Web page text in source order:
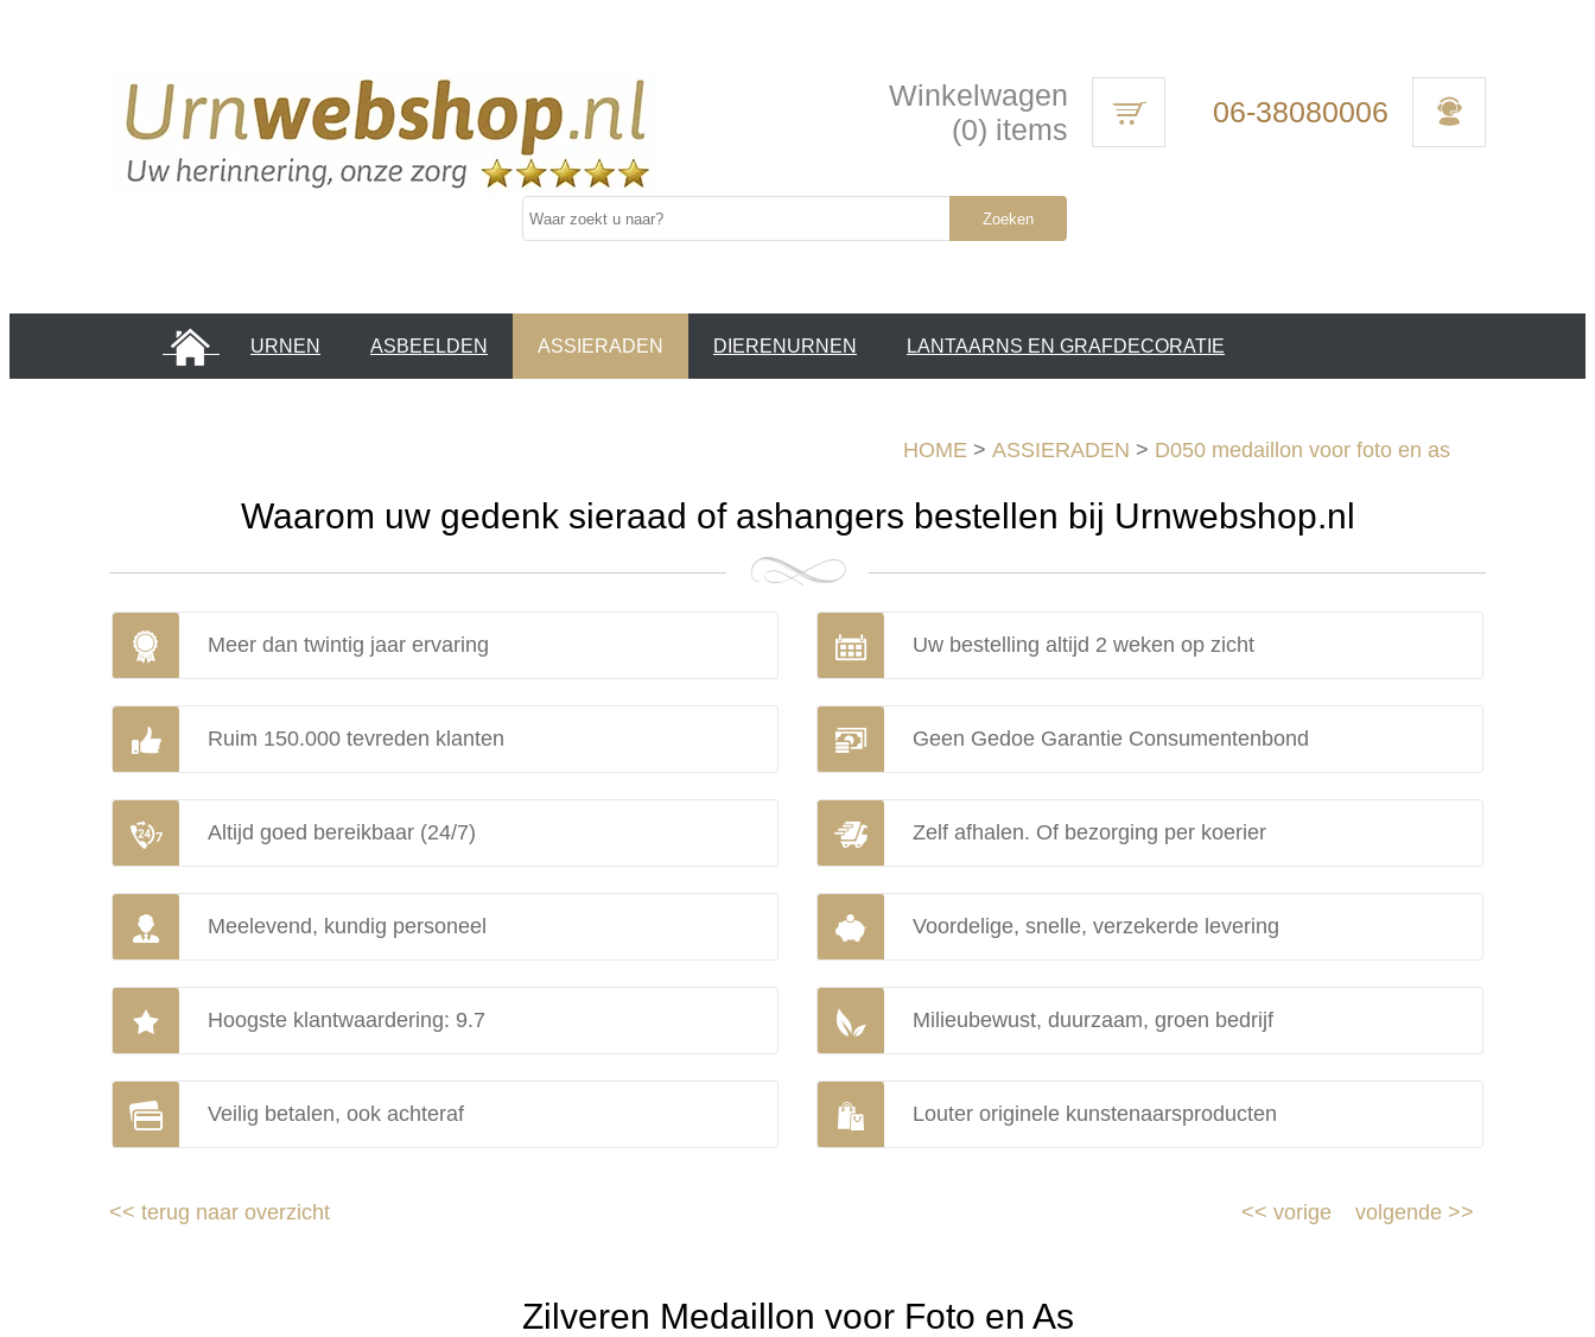
Winkelwagen
(0) items
06-38080006
Zoeken
HOME URNEN ASBEELDEN ASSIERADEN DIERENURNEN LANTAARNS EN GRAFDECORATIE
HOME > ASSIERADEN > D050 medaillon voor foto en as
Waarom uw gedenk sieraad of ashangers bestellen bij Urnwebshop.nl
Meer dan twintig jaar ervaring Uw bestelling altijd 2 weken op zicht
Ruim 150.000 tevreden klanten Geen Gedoe Garantie Consumentenbond
Altijd goed bereikbaar (24/7) Zelf afhalen. Of bezorging per koerier
Meelevend, kundig personeel Voordelige, snelle, verzekerde levering
Hoogste klantwaardering: 9.7 Milieubewust, duurzaam, groen bedrijf
Veilig betalen, ook achteraf Louter originele kunstenaarsproducten
<< terug naar overzicht volgende >>
<< vorige
Zilveren Medaillon voor Foto en As